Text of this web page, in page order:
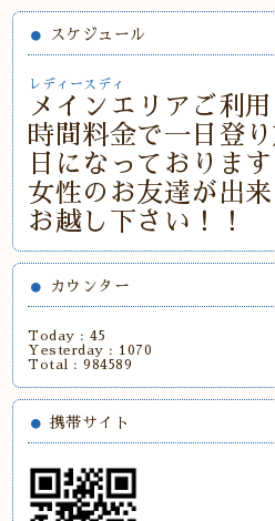
スケジュール
レディースディ
メインエリアご利
時間料金で一日登
日になっております
女性のお友達が出
お越し下さい！！
カウンター
Today :45
Yesterday : 1070
Total :984589
携帯サイト